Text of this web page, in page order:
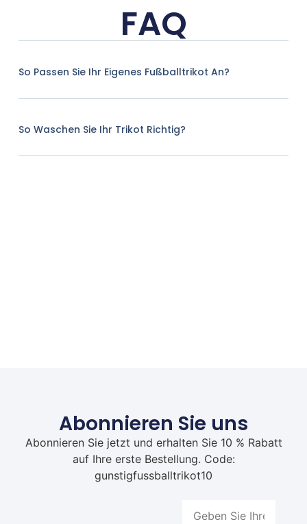
FAQ
So Passen Sie Ihr Eigenes Fußballtrikot An?
So Waschen Sie Ihr Trikot Richtig?
Abonnieren Sie uns
Abonnieren Sie jetzt und erhalten Sie 10 % Rabatt
auf Ihre erste Bestellung. Code:
gunstigfussballtrikot10